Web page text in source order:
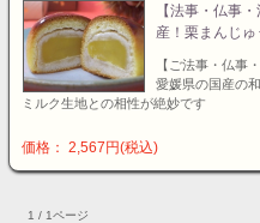
【法事・仏事
産！栗まんじ
【ご法事・仏
愛媛県の国産の
ミルク生地との相性が絶妙です
価格： 2,567円(税込)
1 / 1ページ